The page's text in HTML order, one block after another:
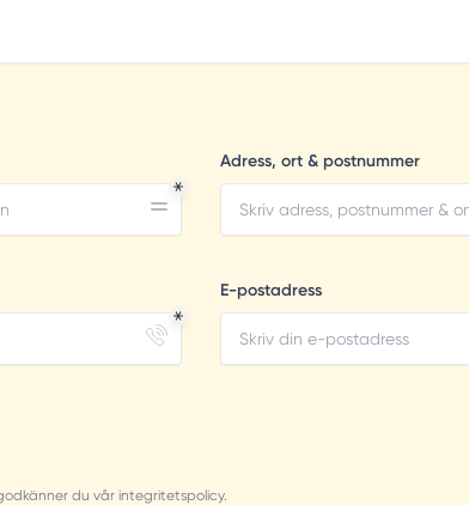
Adress, ort & postnummer
E-postadress
du vår integritetspolicy.